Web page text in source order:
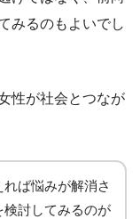
みるのもよいでし
性が社会とつなが
ば悩みが解消さ
検討してみるのが